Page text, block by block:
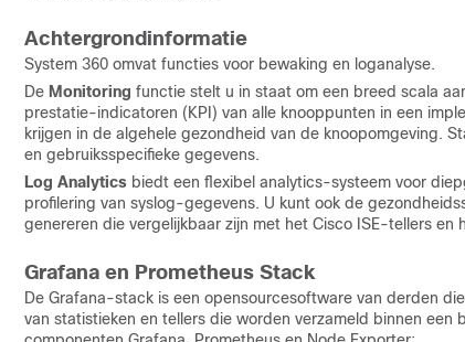
Achtergrondinformatie
System 360 omvat functies voor bewaking en loganalyse.
De Monitoring functie stelt u in staat om een breed scala
prestatie-indicatoren (KPI) van alle knooppunten in een
krijgen in de algehele gezondheid van de knoopomgeving.
en gebruiksspecifieke gegevens.
Log Analytics biedt een flexibel analytics-systeem voor
profilering van syslog-gegevens. U kunt ook de
genereren die vergelijkbaar zijn met het Cisco ISE-tellers
Grafana en Prometheus Stack
De Grafana-stack is een opensourcesoftware van derden
van statistieken en tellers die worden verzameld binnen